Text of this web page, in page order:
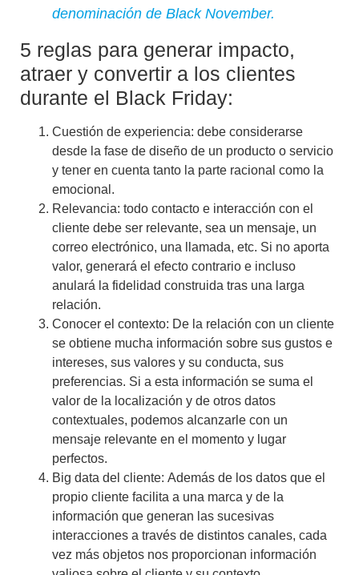
denominación de Black November.
5 reglas para generar impacto,
atraer y convertir a los clientes
durante el Black Friday:
Cuestión de experiencia: debe considerarse
desde la fase de diseño de un producto o servicio
y tener en cuenta tanto la parte racional como la
emocional.
Relevancia: todo contacto e interacción con el
cliente debe ser relevante, sea un mensaje, un
correo electrónico, una llamada, etc. Si no aporta
valor, generará el efecto contrario e incluso
anulará la fidelidad construida tras una larga
relación.
Conocer el contexto: De la relación con un cliente
se obtiene mucha información sobre sus gustos e
intereses, sus valores y su conducta, sus
preferencias. Si a esta información se suma el
valor de la localización y de otros datos
contextuales, podemos alcanzarle con un
mensaje relevante en el momento y lugar
perfectos.
Big data del cliente: Además de los datos que el
propio cliente facilita a una marca y de la
información que generan las sucesivas
interacciones a través de distintos canales, cada
vez más objetos nos proporcionan información